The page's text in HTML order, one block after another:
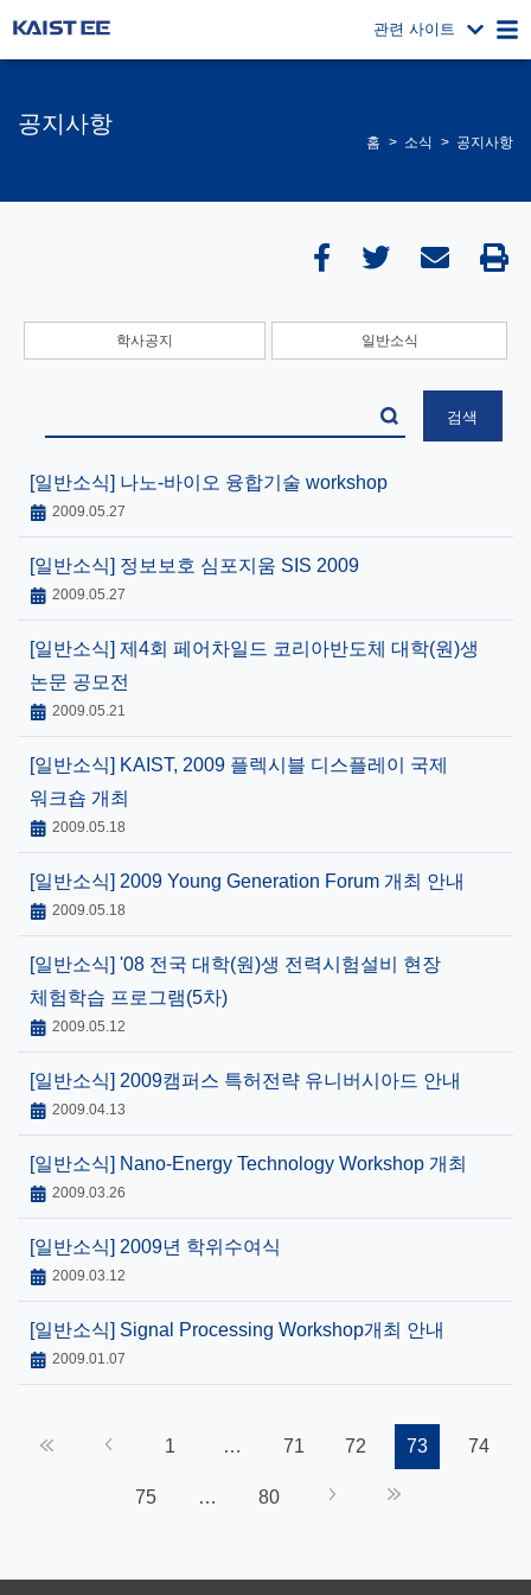
관련 사이트
공지사항
홈 소식 공지사항
학사공지 일반소식
[일반소식] 나노-바이오 융합기술 workshop
2009.05.27
[일반소식] 정보보호 심포지움 SIS 2009
2009.05.27
[일반소식] 제4회 페어차일드 코리아반도체 대학(원)생
논문 공모전
2009.05.21
[일반소식] KAIST, 2009 플렉시블 디스플레이 국제
워크숍 개최
2009.05.18
[일반소식] 2009 Young Generation Forum 개최 안내
2009.05.18
[일반소식] '08 전국 대학(원)생 전력시험설비 현장
체험학습 프로그램(5차)
2009.05.12
[일반소식] 2009캠퍼스 특허전략 유니버시아드 안내
2009.04.13
[일반소식] Nano-Energy Technology Workshop 개최
2009.03.26
[일반소식] 2009년 학위수여식
2009.03.12
[일반소식] Signal Processing Workshop개최 안내
2009.01.07
« ‹ 1 … 71 72 73 74
75 … 80 › »